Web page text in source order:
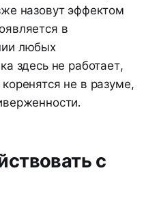
назовут эффектом
в
любых
здесь не работает,
не в разуме,
с